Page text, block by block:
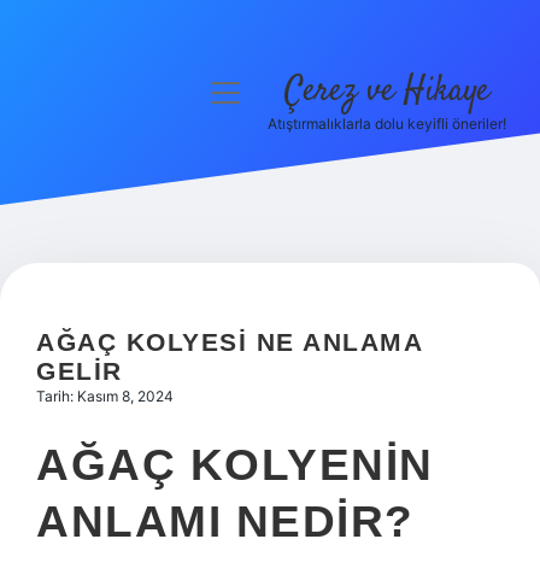
Hakkımızda
menüyü Çerez ve Hikaye
Atıştırmalıklarla dolu keyifli öneriler!
AĞAÇ KOLYESI NE ANLAMA
GELIR
Tarih: Kasım 8, 2024
AĞAÇ KOLYENIN
ANLAMI NEDIR?